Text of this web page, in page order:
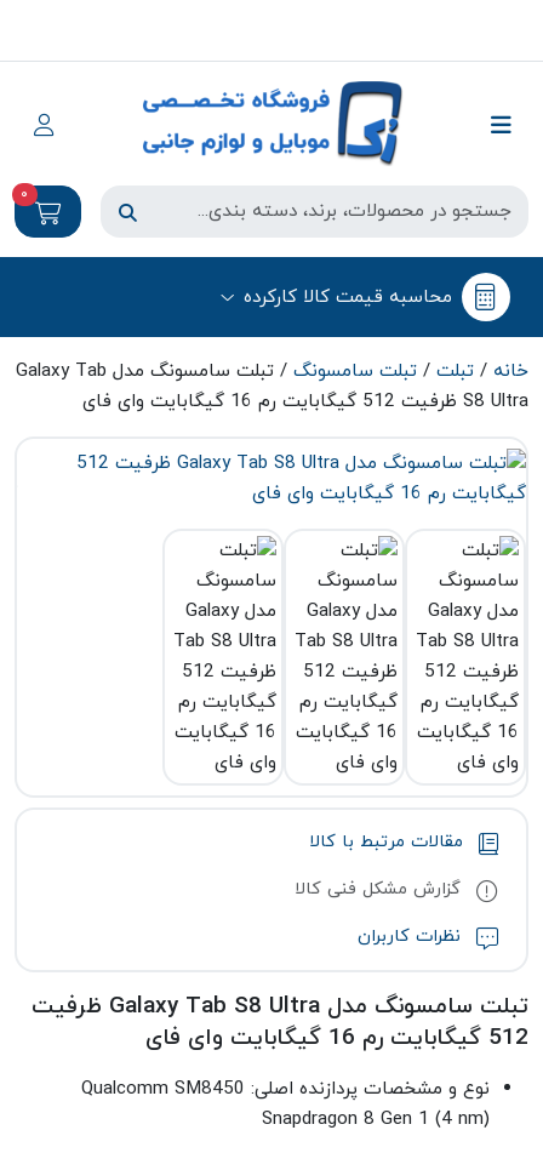
0
محاسبه قیمت کالا کارکرده
خانه / تبلت / تبلت سامسونگ
/ تبلت سامسونگ مدل Galaxy Tab
S8 Ultra ظرفیت 512 گیگابایت رم 16 گیگابایت وای فای
مقالات مرتبط با کالا
گزارش مشکل فنی کالا
نظرات کاربران
تبلت سامسونگ مدل Galaxy Tab S8 Ultra ظرفیت
512 گیگابایت رم 16 گیگابایت وای فای
نوع و مشخصات پردازنده اصلی: Qualcomm SM8450
Snapdragon 8 Gen 1 (4 nm)